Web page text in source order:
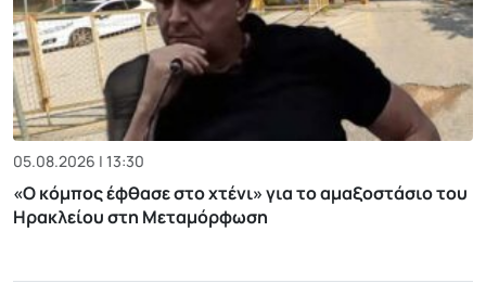
05.08.2026 | 13:30
«Ο κόμπος έφθασε στο χτένι» για το αμαξοστάσιο του
Ηρακλείου στη Μεταμόρφωση